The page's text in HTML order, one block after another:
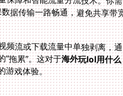
流或下载流量中单独剥离，通
拖累”。这对于海外玩lol用什么
游戏体验。